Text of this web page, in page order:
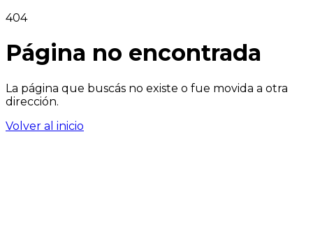
404
Página no encontrada
La página que buscás no existe o fue movida a otra
dirección.
Volver al inicio